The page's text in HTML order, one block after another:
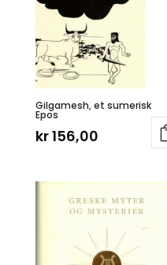
Gilgamesh, et sumerisk
Epos
kr156,00